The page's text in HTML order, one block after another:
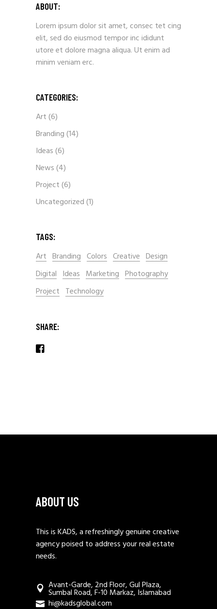
ABOUT:
Lorem ipsum dolor sit amet, consec tet cing
elit, sed do eiusmod tempor inc ididunt
utore et dolore magna aliqua. Ut enim ad
minim veniam erc.
CATEGORIES:
Art(6)
Branding(14)
Ideas(6)
News(4)
Project(6)
Uncategorized(1)
TAGS:
Art Branding Colors Creative Design
Digital Ideas Marketing Photography
Project Technology
SHARE:
ABOUT US
This is KADS, a refreshingly genuine creative
agency poised to address your real estate
needs.
Avant-Garde, 2nd Floor, Gul Plaza,
Sumbal Road, F-10 Markaz, Islamabad
hi@kadsglobal.com